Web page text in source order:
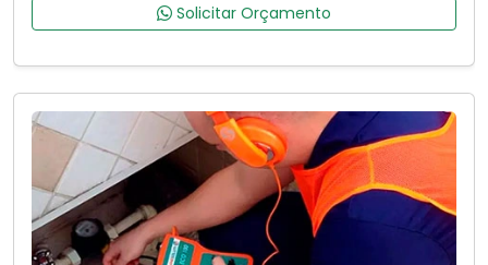
Solicitar Orçamento